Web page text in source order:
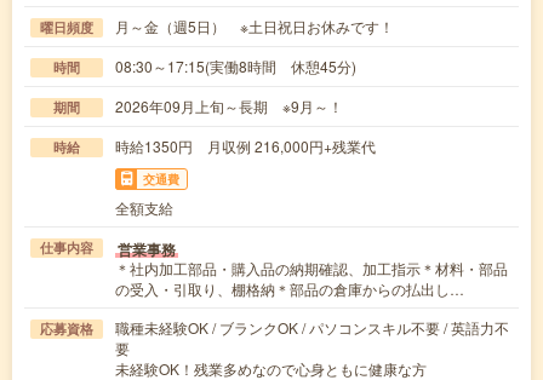
曜日頻度 月～金（週5日） ※土日祝日お休みです！
時間 08:30～17:15(実働8時間 休憩45分)
期間 2026年09月上旬～長期 ※9月～！
時給 時給1350円 月収例 216,000円+残業代
交通費
全額支給
仕事内容 営業事務
＊社内加工部品・購入品の納期確認、加工指示＊材料・部品
の受入・引取り、棚格納＊部品の倉庫からの払出し…
応募資格
職種未経験OK / ブランクOK / パソコンスキル不要 / 英語力不
要
未経験OK！残業多めなので心身ともに健康な方